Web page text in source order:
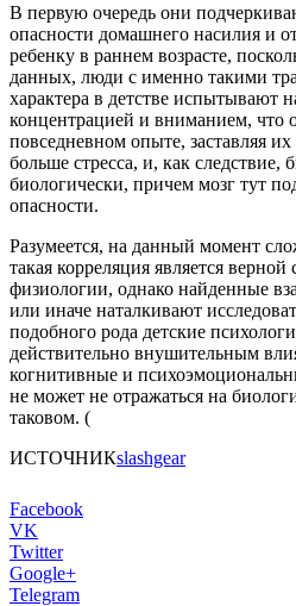
В первую очередь они
опасности домашнего насилия и
ребенку в раннем возрасте,
данных, люди с именно такими
характера в детстве испытывают
концентрацией и вниманием, что
повседневном опыте, заставляя их
больше стресса, и, как следствие,
биологически, причем мозг тут
опасности.
Разумеется, на данный момент
такая корреляция является
физиологии, однако найденные
или иначе наталкивают
подобного рода детские
действительно внушительным
когнитивные и
не может не отражаться на
таковом. (
ИСТОЧНИКslashgear
Facebook
VK
Twitter
Google+
Telegram